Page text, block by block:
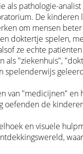
als pathologie-
De kinderen
om mensen
doktertje spelen,
ze echte
als "ziekenhuis",
spelenderwijs
van "medicijnen" en
oefenden de
en visuele